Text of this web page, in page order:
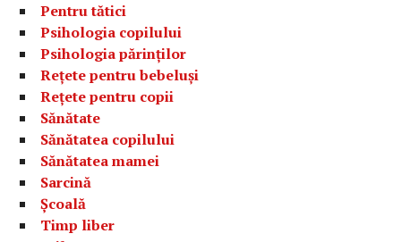
Pentru tătici
Psihologia copilului
Psihologia părinților
Rețete pentru bebeluși
Rețete pentru copii
Sănătate
Sănătatea copilului
Sănătatea mamei
Sarcină
Școală
Timp liber